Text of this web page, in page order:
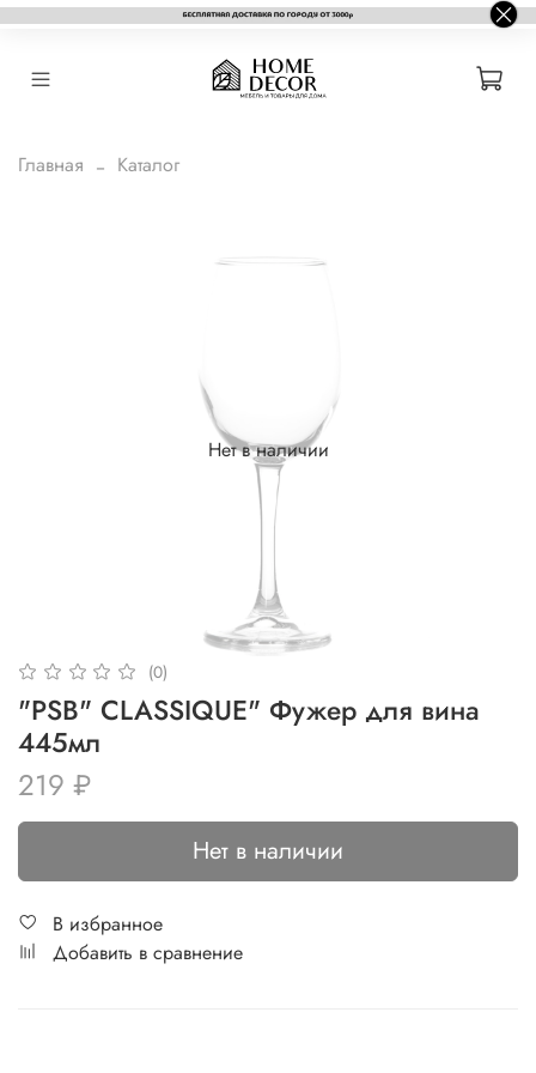
Главная Каталог
Нет в наличии
(0)
"PSB" CLASSIQUE" Фужер для вина
445мл
219 ₽
Нет в наличии
В избранное
Добавить в сравнение